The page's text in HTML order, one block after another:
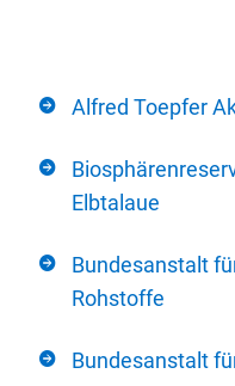
Alfred Toepfer
Elbtalaue
Bundesanstalt
Rohstoffe
Bundesanstalt